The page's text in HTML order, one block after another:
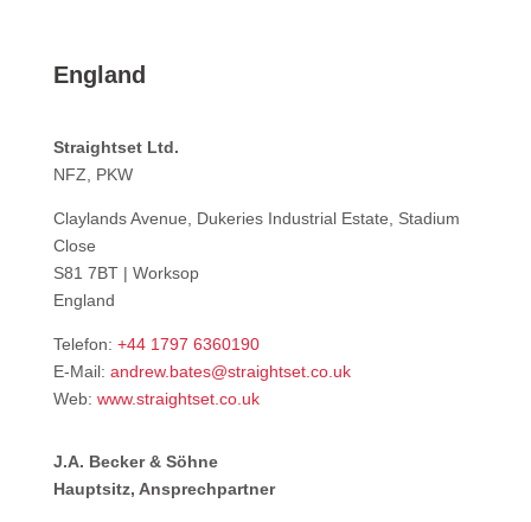
England
Straightset Ltd.
NFZ, PKW
Claylands Avenue, Dukeries Industrial Estate, Stadium
Close
S81 7BT | Worksop
England
Telefon: +44 1797 6360190
E-Mail: andrew.bates@straightset.co.uk
Web: www.straightset.co.uk
J.A. Becker & Söhne
Hauptsitz, Ansprechpartner